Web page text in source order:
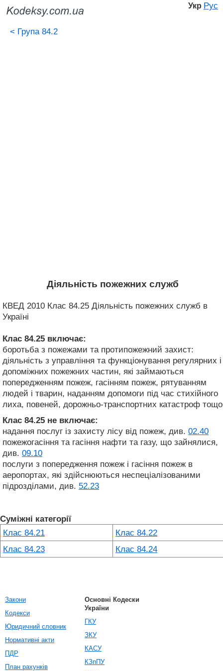
Укр Рус
< Група 84.2
Діяльність пожежних служб
КВЕД 2010 Клас 84.25 Діяльність пожежних служб в
Україні
Клас 84.25 включає:
боротьба з пожежами та протипожежний захист:
діяльність з управління та функціонування регулярних і
допоміжних пожежних частин, які займаються
попередженням пожеж, гасінням пожеж, рятуванням
людей і тварин, наданням допомоги під час стихійного
лиха, повеней, дорожньо-транспортних катастроф тощо
Клас 84.25 не включає:
надання послуг із захисту лісу від пожеж, див. 02.40
пожежогасіння та гасіння нафти та газу, що зайнялися,
див. 09.10
послуги з попередження пожеж і гасіння пожеж в
аеропортах, які здійснюються неспеціалізованими
підрозділами, див. 52.23
Суміжні категорії
Клас 84.21
Клас 84.22
Клас 84.23
Клас 84.24
Закони
Кодекси
Юридичний словник
Нормативні акти
ПДР
План рахунків
Основні Кодески
України
ГКУ
ЗКУ
КАСУ
КЗпПУ